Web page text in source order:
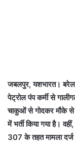
जबलपुर, यशभारत।
पेट्रोल पंप कर्मी से
चाकुओं से गोदकर मौके
में भर्ती किया गया है।
307 के तहत मामला